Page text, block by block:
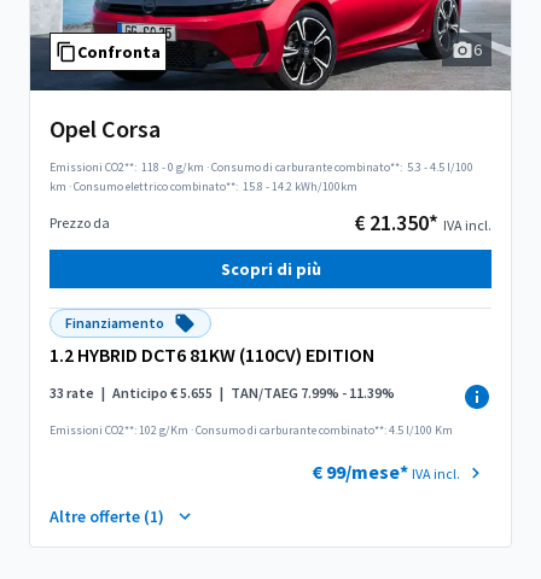
Confronta 6
Opel Corsa
Emissioni CO2**: 118 - 0 g/km ·Consumo di carburante combinato**: 5.3 - 4.5 l/100
km ·Consumo elettrico combinato**: 15.8 - 14.2 kWh/100km
Prezzo da € 21.350* IVA incl.
Scopri di più
Finanziamento
1.2 HYBRID DCT6 81KW (110CV) EDITION
33 rate | Anticipo € 5.655 | TAN/TAEG 7.99% - 11.39%
Emissioni CO2**: 102 g/Km ·Consumo di carburante combinato**: 4.5 l/100 Km
€ 99/mese* IVA incl.
Altre offerte (1)